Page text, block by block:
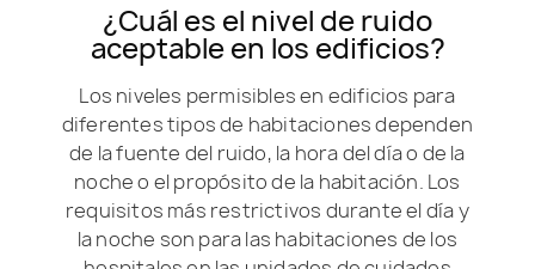
¿Cuál es el nivel de ruido
aceptable en los edificios?
Los niveles permisibles en edificios para
diferentes tipos de habitaciones dependen
de la fuente del ruido, la hora del día o de la
noche o el propósito de la habitación. Los
requisitos más restrictivos durante el día y
la noche son para las habitaciones de los